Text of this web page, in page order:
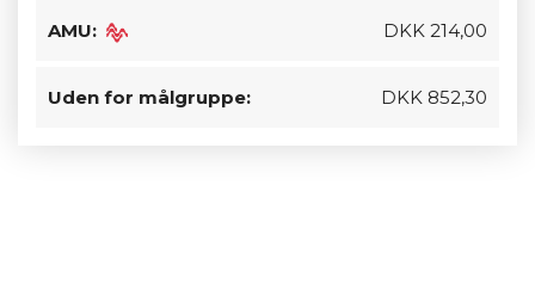
AMU: DKK 214,00
Uden for målgruppe: DKK 852,30